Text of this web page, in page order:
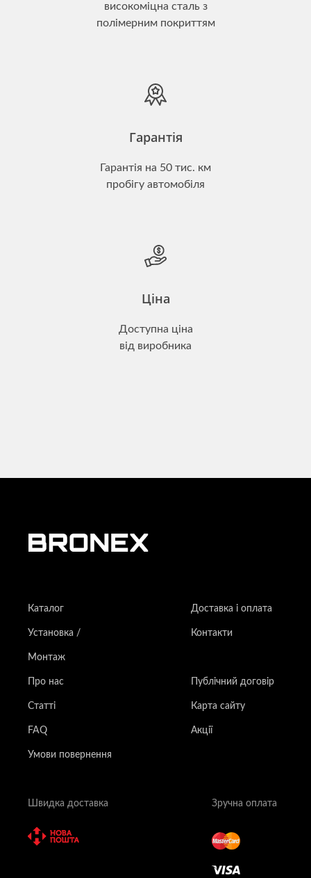
високоміцна сталь з
полімерним покриттям
Гарантія
Гарантія на 50 тис. км
пробігу автомобіля
Ціна
Доступна ціна
від виробника
Каталог Доставка і оплата
Установка /
Монтаж
Контакти
Про нас Публічний договір
Статті Карта сайту
FAQ Акції
Умови повернення
Швидка доставка Зручна оплата